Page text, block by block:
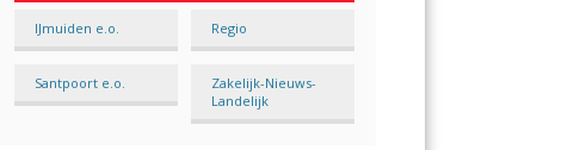
IJmuiden e.o. Regio
Santpoort e.o.
Zakelijk-Nieuws-
Landelijk